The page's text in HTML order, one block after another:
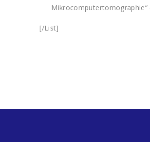
Mikrocomputertomographie“
[/List]